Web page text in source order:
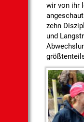
wir von ihr
zehn
und